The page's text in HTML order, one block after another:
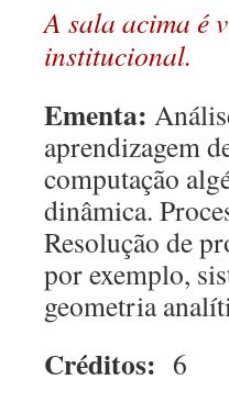
A sala acima é
institucional.
Ementa:
aprendizagem
computação
dinâmica.
Resolução de
por exemplo,
geometria
Créditos: 6